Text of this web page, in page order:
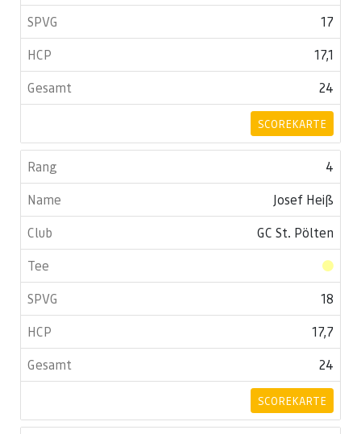
17
17,1
24
SCOREKARTE
4
Josef Heiß
GC St. Pölten
18
17,7
24
SCOREKARTE